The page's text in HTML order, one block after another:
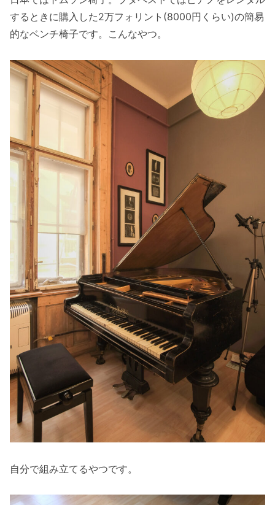
するときに購入した2万フォリント(8000円くらい)の簡易
的なベンチ椅子です。こんなやつ。
自分で組み立てるやつです。